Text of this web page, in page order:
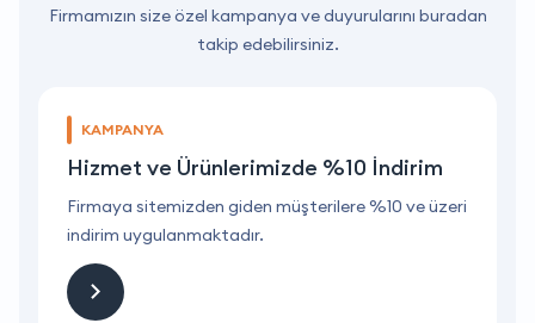
Firmamızın size özel kampanya ve duyurularını buradan
takip edebilirsiniz.
KAMPANYA
Hizmet ve Ürünlerimizde %10 İndirim
Firmaya sitemizden giden müşterilere %10 ve üzeri
indirim uygulanmaktadır.